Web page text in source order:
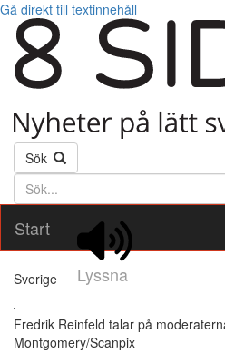
Gå direkt till textinnehåll
Sök
Söktext
Start
Lyssna
Sverige
Fredrik Reinfeld talar på
Montgomery/Scanpix